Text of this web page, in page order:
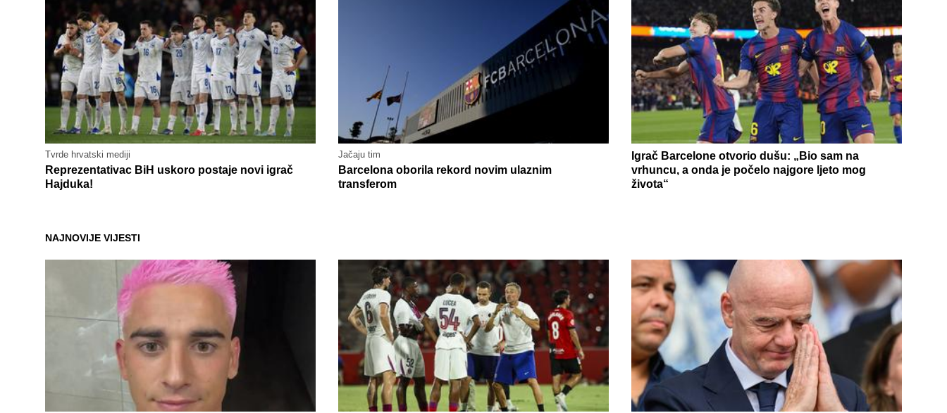
Tvrde hrvatski mediji
Reprezentativac BiH uskoro postaje novi igrač
Hajduka!
Jačaju tim
Barcelona oborila rekord novim ulaznim
transferom
Igrač Barcelone otvorio dušu: „Bio sam na
vrhuncu, a onda je počelo najgore ljeto mog
života“
NAJNOVIJE VIJESTI